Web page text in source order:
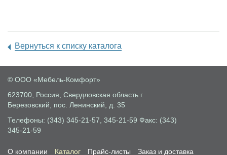
Вернуться к списку каталога
© ООО «Мебель-Комфорт»
623700, Россия, Свердловская область г.
Березовский, пос. Ленинский, д. 35
Телефоны: (343) 345-21-57, 345-21-59 Факс: (343)
345-21-59
О компании Каталог Прайс-листы Заказ и доставка